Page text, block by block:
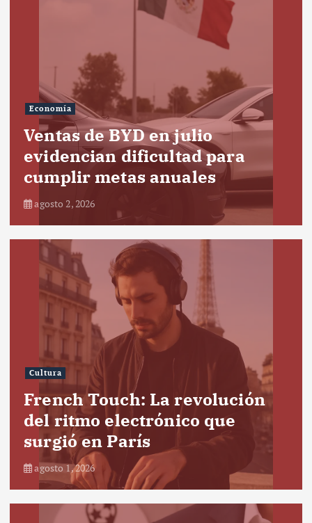
Economía
Ventas de BYD en julio
evidencian dificultad para
cumplir metas anuales
agosto 2, 2026
Cultura
French Touch: La revolución
del ritmo electrónico que
surgió en París
agosto 1, 2026